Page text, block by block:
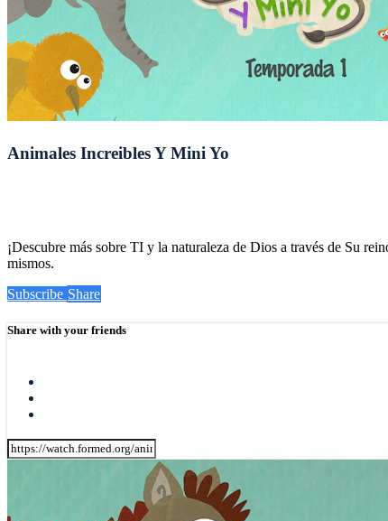
Animales Increibles Y Mini Yo
¡Descubre más sobre TI y la naturaleza de Dios a través de Su
mismos.
Subscribe Share
Share with your friends